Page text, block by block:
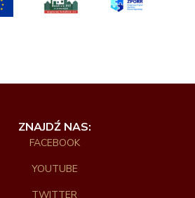
ZNAJDŹ NAS:
FACEBOOK
YOUTUBE
TWITTER